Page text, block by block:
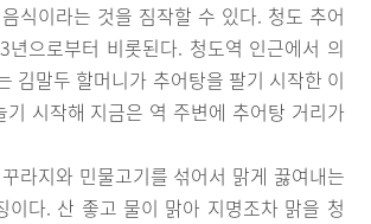
식이라는 것을 짐작할 수 있다. 청도 추어
년으로부터 비롯된다. 청도역 인근에서 의
김말두 할머니가 추어탕을 팔기 시작한 이
기 시작해 지금은 역 주변에 추어탕 거리가
라지와 민물고기를 섞어서 맑게 끓여내는
이다. 산 좋고 물이 맑아 지명조차 맑을 청